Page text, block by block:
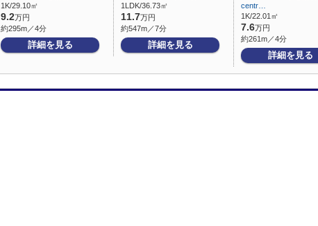
1K/29.10㎡
9.2万円
約295m／4分
詳細を見る
1LDK/36.73㎡
11.7万円
約547m／7分
詳細を見る
centr…
1K/22.01㎡
7.6万円
約261m／4分
詳細を見る